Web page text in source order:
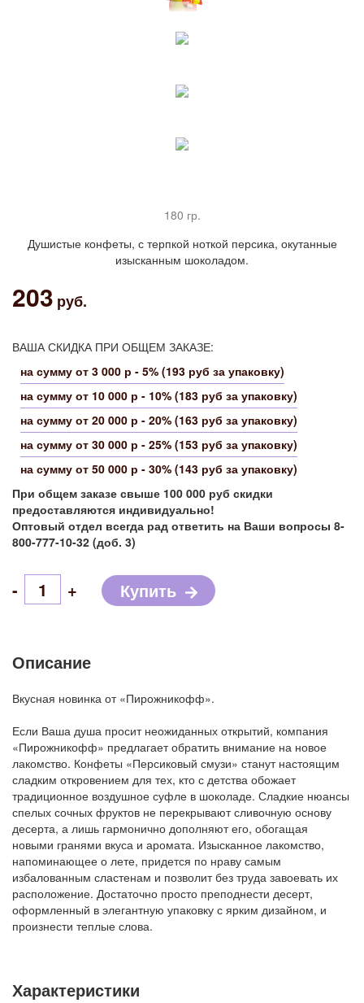
180 гр.
Душистые конфеты, с терпкой ноткой персика, окутанные
изысканным шоколадом.
203 руб.
ВАША СКИДКА ПРИ ОБЩЕМ ЗАКАЗЕ:
на сумму от 3 000 р - 5% (193 руб за упаковку)
на сумму от 10 000 р - 10% (183 руб за упаковку)
на сумму от 20 000 р - 20% (163 руб за упаковку)
на сумму от 30 000 р - 25% (153 руб за упаковку)
на сумму от 50 000 р - 30% (143 руб за упаковку)
При общем заказе свыше 100 000 руб скидки
предоставляются индивидуально!
Оптовый отдел всегда рад ответить на Ваши вопросы 8-
800-777-10-32 (доб. 3)
- + Купить
Описание
Вкусная новинка от «Пирожникофф».
Если Ваша душа просит неожиданных открытий, компания
«Пирожникофф» предлагает обратить внимание на новое
лакомство. Конфеты «Персиковый смузи» станут настоящим
сладким откровением для тех, кто с детства обожает
традиционное воздушное суфле в шоколаде. Сладкие нюансы
спелых сочных фруктов не перекрывают сливочную основу
десерта, а лишь гармонично дополняют его, обогащая
новыми гранями вкуса и аромата. Изысканное лакомство,
напоминающее о лете, придется по нраву самым
избалованным сластенам и позволит без труда завоевать их
расположение. Достаточно просто преподнести десерт,
оформленный в элегантную упаковку с ярким дизайном, и
произнести теплые слова.
Характеристики